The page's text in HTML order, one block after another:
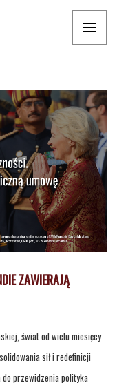
ZAWIERAJĄ
świat od wielu miesięcy
sił i redefinicji
przewidzenia polityka